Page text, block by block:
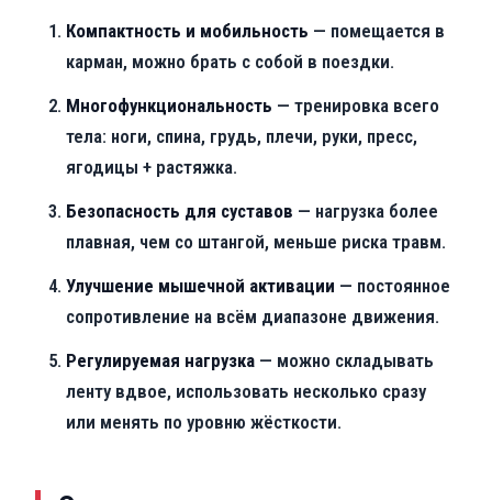
Компактность и мобильность — помещается в
карман, можно брать с собой в поездки.
Многофункциональность — тренировка всего
тела: ноги, спина, грудь, плечи, руки, пресс,
ягодицы + растяжка.
Безопасность для суставов — нагрузка более
плавная, чем со штангой, меньше риска травм.
Улучшение мышечной активации — постоянное
сопротивление на всём диапазоне движения.
Регулируемая нагрузка — можно складывать
ленту вдвое, использовать несколько сразу
или менять по уровню жёсткости.